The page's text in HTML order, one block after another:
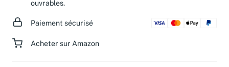
ouvrables.
Paiement sécurisé
Acheter sur Amazon